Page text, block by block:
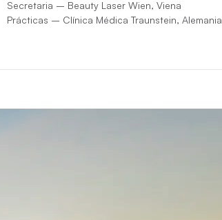
Secretaria – Beauty Laser Wien, Viena
Prácticas – Clínica Médica Traunstein, Alemania